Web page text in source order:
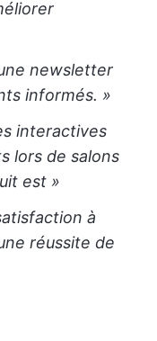
newsletter
informés. »
interactives
lors de salons
est »
à
réussite de